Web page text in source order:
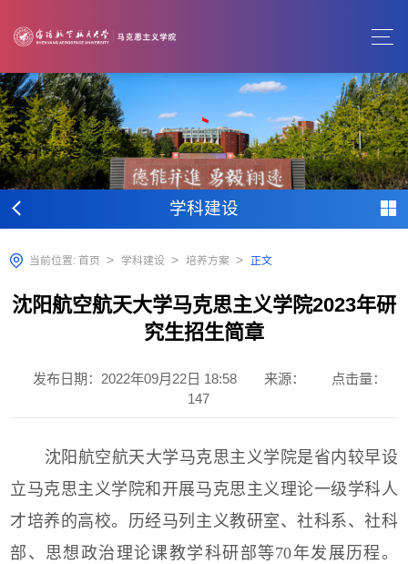
学科建设
当前位置: 首页 > 学科建设 > 培养方案 > 正文
沈阳航空航天大学马克思主义学院2023年研
究生招生简章
发布日期：2022年09月22日 18:58 来源：
点击量：
147
沈阳航空航天大学马克思主义学院是省内较早设
立马克思主义学院和开展马克思主义理论一级学科人
才培养的高校。历经马列主义教研室、社科系、社科
部、思想政治理论课教学科研部等70年发展历程。